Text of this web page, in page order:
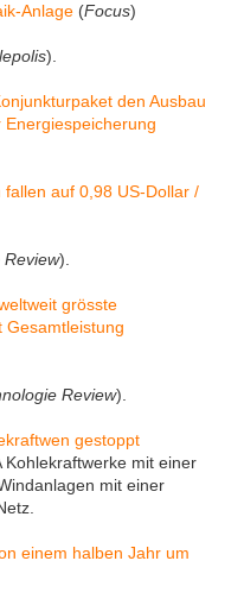
Anlage (Focus)
).
den Ausbau
auf 0,98 US-Dollar /
Review).
grösste
Gesamtleistung
Review).
gestoppt
mit einer
mit einer
einem halben Jahr um